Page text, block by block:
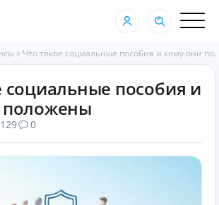
» Что такое социальные пособия и кому они
социальные пособия и
129 0